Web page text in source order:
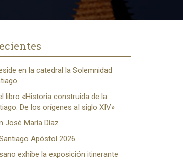
en la catedral la Solemnidad
libro «Historia construida de la
De los orígenes al siglo XIV»
José María Díaz
Apóstol 2026
exhibe la exposición itinerante